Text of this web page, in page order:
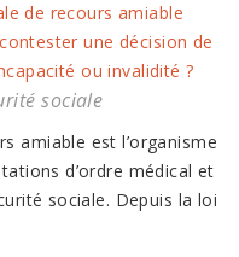
de recours amiable
une décision de
ou invalidité ?
sociale
amiable est l’organisme
d’ordre médical et
sociale. Depuis la loi